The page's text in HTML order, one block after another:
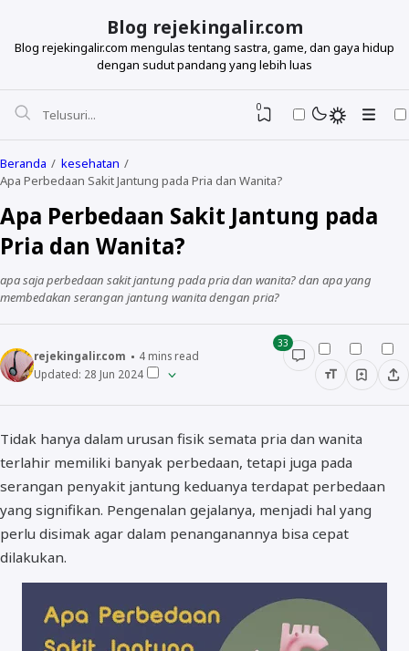
Blog rejekingalir.com
Blog rejekingalir.com mengulas tentang sastra, game, dan gaya hidup
dengan sudut pandang yang lebih luas
0
Beranda
kesehatan
Apa Perbedaan Sakit Jantung pada Pria dan Wanita?
Apa Perbedaan Sakit Jantung pada
Pria dan Wanita?
apa saja perbedaan sakit jantung pada pria dan wanita? dan apa yang
membedakan serangan jantung wanita dengan pria?
rejekingalir.com 4mins read
Updated: 28 Jun 2024
33
Tidak hanya dalam urusan fisik semata pria dan wanita
terlahir memiliki banyak perbedaan, tetapi juga pada
serangan penyakit jantung keduanya terdapat perbedaan
yang signifikan. Pengenalan gejalanya, menjadi hal yang
perlu disimak agar dalam penanganannya bisa cepat
dilakukan.